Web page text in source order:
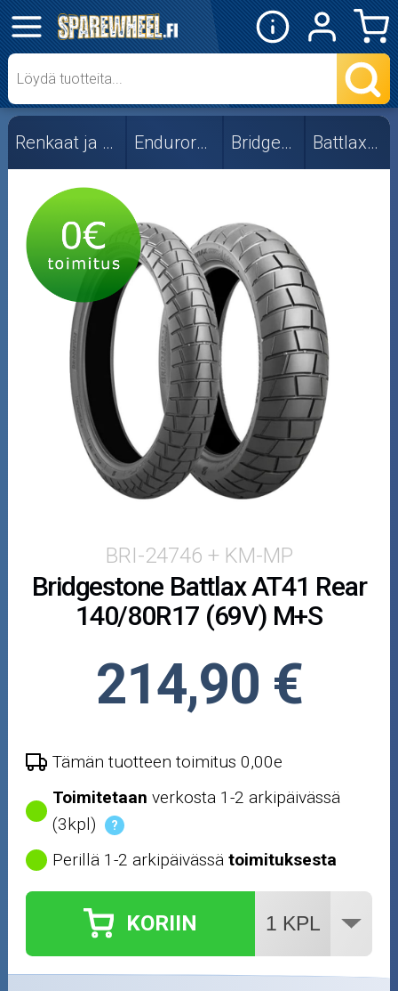
✕
Mopon osat
Skootterin osat
Crossipyörän osat
Moottoripyörän osat
Moottorikelkan osat
Mopoauton osat
Mönkijän osat
Puutarha ja metsä
Ajovarusteet
Nastarenkaat
Öljyt ja kemikaalit
Työkalut
Outlet-tuotteet
Renkaat ja vanteet Endurorenkaat Bridgestone Battlax AT41
BRI-24746 + KM-MP
Bridgestone Battlax AT41 Rear
140/80R17 (69V) M+S
214,90 €
Tämän tuotteen toimitus 0,00e
Toimitetaan verkosta 1-2 arkipäivässä
(3kpl)
?
Perillä 1-2 arkipäivässätoimituksesta
KORIIN